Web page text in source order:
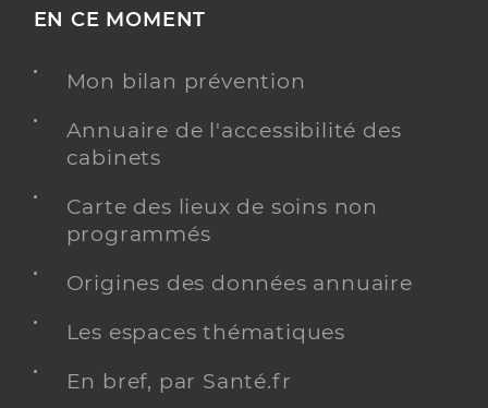
EN CE MOMENT
Mon bilan prévention
Annuaire de l'accessibilité des
cabinets
Carte des lieux de soins non
programmés
Origines des données annuaire
Les espaces thématiques
En bref, par Santé.fr